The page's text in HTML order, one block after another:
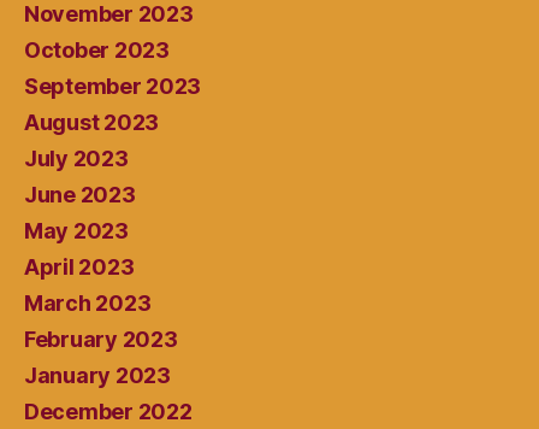
November 2023
October 2023
September 2023
August 2023
July 2023
June 2023
May 2023
April 2023
March 2023
February 2023
January 2023
December 2022